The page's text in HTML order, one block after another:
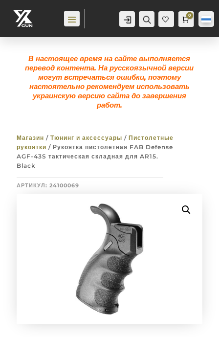
Аккаунт Поиск
Же
лан
Корзина
0
0,0грн
В настоящее время на сайте выполняется
перевод контента. На русскоязычной версии
могут встречаться ошибки, поэтому
настоятельно рекомендуем использовать
украинскую версию сайта до завершения
работ.
Магазин / Тюнинг и аксессуары / Пистолетные
рукоятки / Рукоятка пистолетная FAB Defense
AGF-43S тактическая складная для AR15.
Black
АРТИКУЛ: 24100069